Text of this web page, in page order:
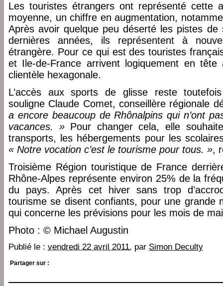
Les touristes étrangers ont représenté cette
moyenne, un chiffre en augmentation,
Après avoir quelque peu déserté les pistes
dernières années, ils représentent à
étrangère. Pour ce qui est des touristes
et Ile-de-France arrivent logiquement en
clientèle hexagonale.
L’accès aux sports de glisse reste
souligne Claude Comet, conseillère régionale
a encore beaucoup de Rhônalpins qui n’ont
vacances. »Pour changer cela, elle
transports, les hébergements pour les
« Notre vocation c’est le tourisme pour tous. »,
Troisième Région touristique de France
Rhône-Alpes représente environ 25% de la
du pays. Après cet hiver sans trop
tourisme se disent confiants, pour une grande
qui concerne les prévisions pour les mois de
Photo : © Michael Augustin
Publié le : vendredi 22 avril 2011, par Simon Deculty
Partager sur :